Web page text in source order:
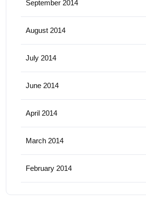
September 2014
August 2014
July 2014
June 2014
April 2014
March 2014
February 2014